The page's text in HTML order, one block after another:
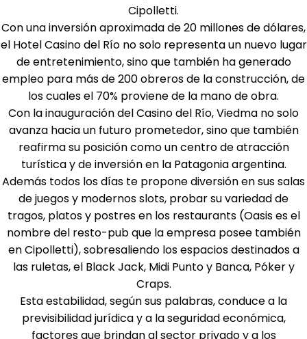
Cipolletti.
Con una inversión aproximada de 20 millones de dólares,
el Hotel Casino del Río no solo representa un nuevo lugar
de entretenimiento, sino que también ha generado
empleo para más de 200 obreros de la construcción, de
los cuales el 70% proviene de la mano de obra.
Con la inauguración del Casino del Río, Viedma no solo
avanza hacia un futuro prometedor, sino que también
reafirma su posición como un centro de atracción
turística y de inversión en la Patagonia argentina.
Además todos los días te propone diversión en sus salas
de juegos y modernos slots, probar su variedad de
tragos, platos y postres en los restaurants (Oasis es el
nombre del resto-pub que la empresa posee también
en Cipolletti), sobresaliendo los espacios destinados a
las ruletas, el Black Jack, Midi Punto y Banca, Póker y
Craps.
Esta estabilidad, según sus palabras, conduce a la
previsibilidad jurídica y a la seguridad económica,
factores que brindan al sector privado y a los